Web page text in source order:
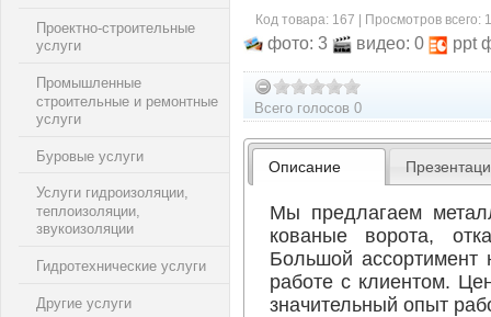
Проектно-строительные
услуги
Промышленные
строительные и ремонтные
услуги
Буровые услуги
Услуги гидроизоляции,
теплоизоляции,
звукоизоляции
Гидротехнические услуги
Другие услуги
Код товара: 167 | Просмотров всего:
фото: 3 видео: 0 ppt
Всего голосов 0
Описание
Мы предлагаем
кованые ворота,
Большой
работе с клиентом.
значительный опыт